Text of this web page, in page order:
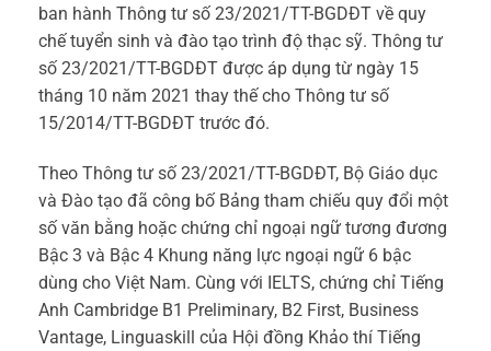
ban hành Thông tư số 23/2021/TT-BGDĐT về quy
chế tuyển sinh và đào tạo trình độ thạc sỹ. Thông tư
số 23/2021/TT-BGDĐT được áp dụng từ ngày 15
tháng 10 năm 2021 thay thế cho Thông tư số
15/2014/TT-BGDĐT trước đó.
Theo Thông tư số 23/2021/TT-BGDĐT, Bộ Giáo dục
và Đào tạo đã công bố Bảng tham chiếu quy đổi một
số văn bằng hoặc chứng chỉ ngoại ngữ tương đương
Bậc 3 và Bậc 4 Khung năng lực ngoại ngữ 6 bậc
dùng cho Việt Nam. Cùng với IELTS, chứng chỉ Tiếng
Anh Cambridge B1 Preliminary, B2 First, Business
Vantage, Linguaskill của Hội đồng Khảo thí Tiếng